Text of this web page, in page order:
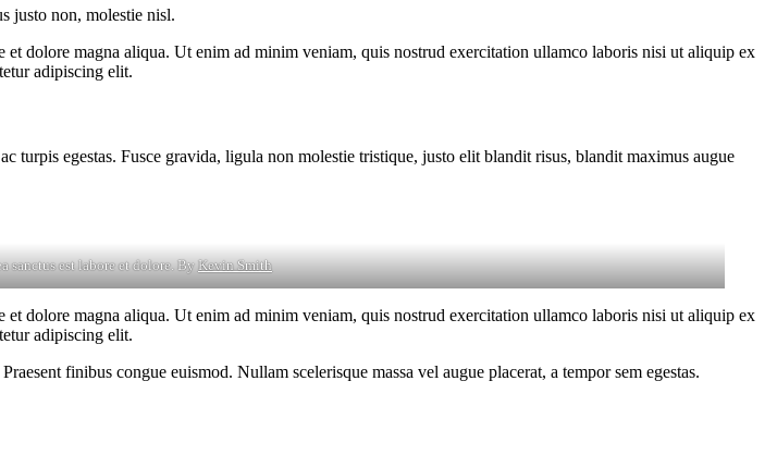
justo non, molestie nisl.
dolore magna aliqua. Ut enim ad minim veniam, quis nostrud exercitation ullamco laboris nisi ut aliquip ex
adipiscing elit.
turpis egestas. Fusce gravida, ligula non molestie tristique, justo elit blandit risus, blandit maximus augue
sanctus est labore et dolore. ByKevin Smith
dolore magna aliqua. Ut enim ad minim veniam, quis nostrud exercitation ullamco laboris nisi ut aliquip ex
adipiscing elit.
finibus congue euismod. Nullam scelerisque massa vel augue placerat, a tempor sem egestas.